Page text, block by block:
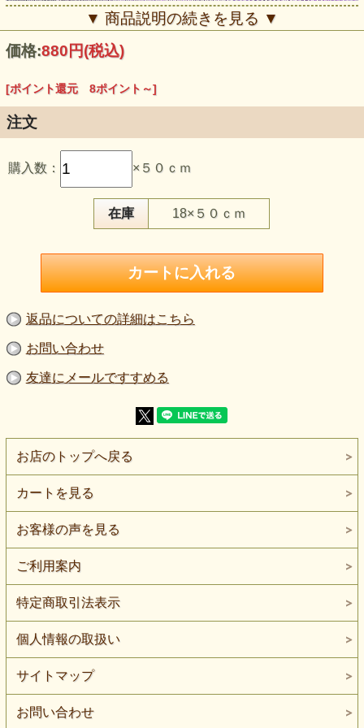
この生地のおすすめポイント
・麻37％混の、さらりとしたやや薄手ニットです。
・やや粗めの編み地で、通気性よく軽やかに着られます。
・ラベンダーのやわらかな色合いで、上品な印象です。
・ヨコに伸び、トップスやチュニックにもおすすめです。
・150cm巾で、軽い羽織りものにも使いやすいです。
【品 番】g1379
【商品名】ピンチェック 麻混ニット ラベンダー
【価 格】800円＋消費税
【素 材】ポリエステル：63％、麻：37％
【販売単位】50cm単位になります。
【生地の厚さ】やや薄手
【生地の硬さ】柔らかめです。
【伸縮性】ヨコ方向に伸びます。
【ネコポス】2mまで対応できます。
細かなラベンダー系の色が全体に入り、遠目には淡い無地の
ようにも見える、やさしい表情があります。
めです。
編み地はやや粗めで、ところどころに空気を含むような軽や
かな表情があります。
そのため通気性がよく、暑い時季にも取り入れやすい素材で
す。
さらりとした手触りで、麻混らしいナチュラルな雰囲気も感
じられます。
生地はやや薄手で、透け感があります。
粗めの編み地による軽やかさが魅力ですが、トップスやチュ
ニックに使う場合は、インナーとの組み合わせをおすすめし
ます。
風合いは柔らかめで、触り心地もやさしい印象です。
ヨコ方向に伸びるため、体の動きになじみやすく、ゆったり
したカットソーやチュニックなど、普段着づくりにも使いや
すいニット生地です。
ラベンダーは、やわらかく上品な印象のある色合いです。
▼ 商品説明の続きを見る ▼
価格:880円(税込)
[ポイント還元 8ポイント～]
注文
購入数： ×５０ｃｍ
在庫 18×５０ｃｍ
返品についての詳細はこちら
お問い合わせ
友達にメールですすめる
お店のトップへ戻る
カートを見る
お客様の声を見る
ご利用案内
特定商取引法表示
個人情報の取扱い
サイトマップ
お問い合わせ